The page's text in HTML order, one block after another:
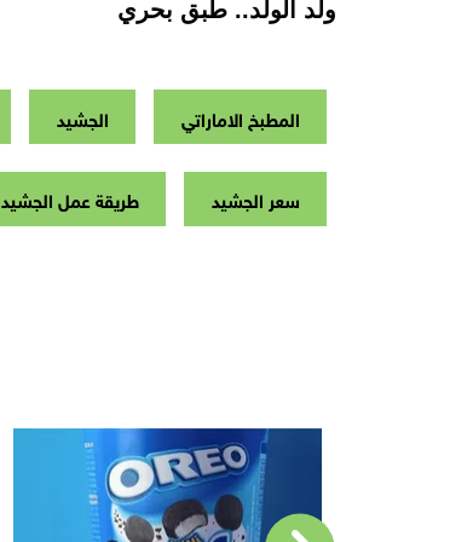
ولد الولد.. طبق بحري
المطبخ الاماراتي الجشيد
سعر الجشيد طريقة عمل الجشيد